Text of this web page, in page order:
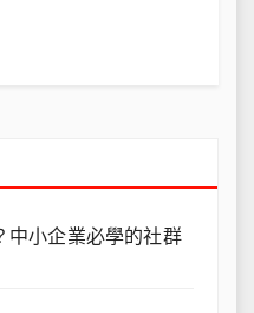
中小企業必學的社群